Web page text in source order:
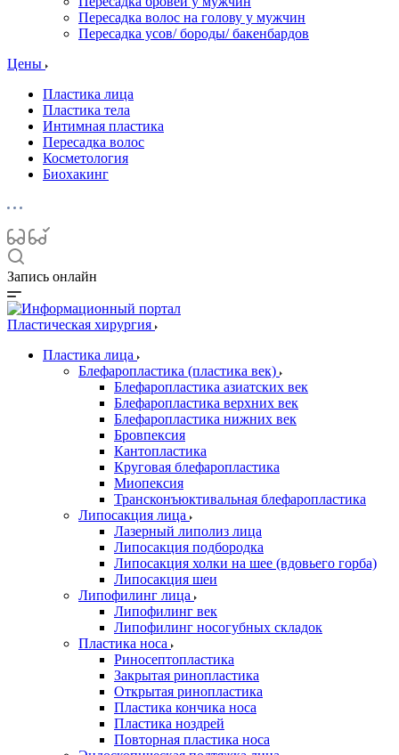
Пересадка волос на голову у мужчин
Пересадка усов/ бороды/ бакенбардов
Цены
Пластика лица
Пластика тела
Интимная пластика
Пересадка волос
Косметология
Биохакинг
Запись онлайн
Пластическая хирургия
Пластика лица
Блефаропластика (пластика век)
Блефаропластика азиатских век
Блефаропластика верхних век
Блефаропластика нижних век
Бровпексия
Кантопластика
Круговая блефаропластика
Миопексия
Трансконъюктивальная блефаропластика
Липосакция лица
Лазерный липолиз лица
Липосакция подбородка
Липосакция холки на шее (вдовьего горба)
Липосакция шеи
Липофилинг лица
Липофилинг век
Липофилинг носогубных складок
Пластика носа
Риносептопластика
Закрытая ринопластика
Открытая ринопластика
Пластика кончика носа
Пластика ноздрей
Повторная пластика носа